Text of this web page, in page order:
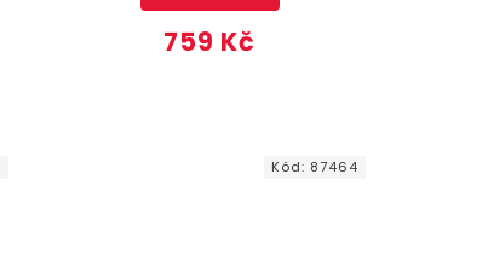
759 Kč
Kód: 87464